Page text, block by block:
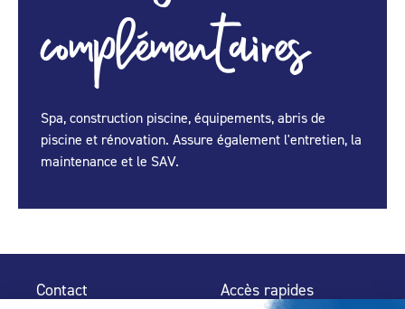
complémentaires
Spa, construction piscine, équipements, abris de
piscine et rénovation. Assure également l'entretien, la
maintenance et le SAV.
Contact Accès rapides